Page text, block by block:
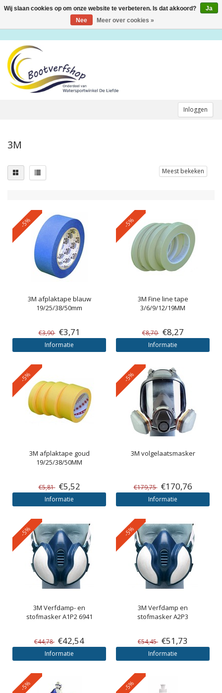
Inloggen
Toggle
3M
Meest bekeken
-5%
3M afplaktape blauw
19/25/38/50mm
€3,90 €3,71
Informatie
-5%
3M Fine line tape
3/6/9/12/19MM
€8,70 €8,27
Informatie
-5%
3M afplaktape goud
19/25/38/50MM
€5,81 €5,52
Informatie
-5%
3M volgelaatsmasker
€179,75 €170,76
Informatie
-5%
3M Verfdamp- en
stofmasker A1P2 6941
€44,78 €42,54
Informatie
-5%
3M Verfdamp en
stofmasker A2P3
€54,45 €51,73
Informatie
-5% -5%
Wij slaan cookies op om onze website te verbeteren. Is dat akkoord?
Ja
Nee
Meer over cookies »